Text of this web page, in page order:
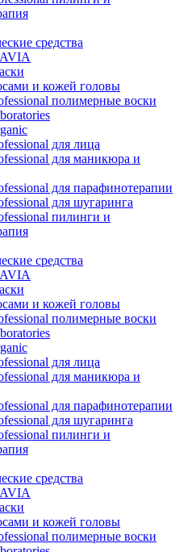
средства
и кожей головы
полимерные воски
для лица
для маникюра и
для парафинотерапии
для шугаринга
пилинги и
средства
и кожей головы
полимерные воски
для лица
для маникюра и
для парафинотерапии
для шугаринга
пилинги и
средства
и кожей головы
полимерные воски